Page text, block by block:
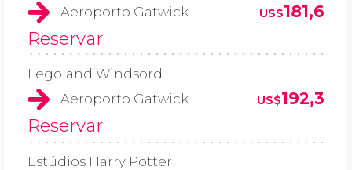
Aeroporto Gatwick
US$181,6
Reservar
Legoland Windsord
Aeroporto Gatwick
US$192,3
Reservar
Estúdios Harry Potter